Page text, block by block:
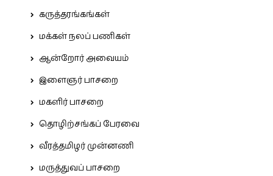
கருத்தரங்கங்கள்
மக்கள் நலப் பணிகள்
ஆன்றோர் அவையம்
இளைஞர் பாசறை
மகளிர் பாசறை
தொழிற்சங்கப் பேரவை
வீரத்தமிழர் முன்னணி
மருத்துவப் பாசறை